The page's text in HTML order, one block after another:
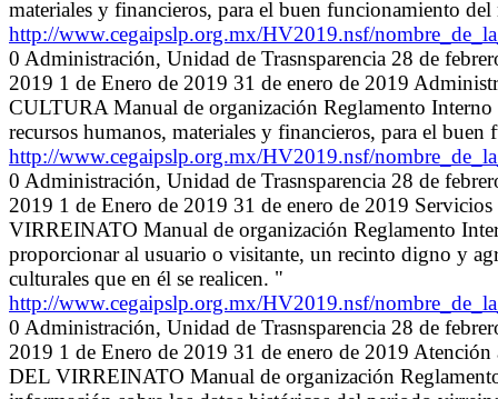
materiales y financieros, para el buen funcionamiento del
http://www.cegaipslp.org.mx/HV2019.nsf/
0 Administración, Unidad de Trasnsparencia 28 de
2019 1 de Enero de 2019 31 de enero de 2019
CULTURA Manual de organización Reglamento
recursos humanos, materiales y financieros, para el
http://www.cegaipslp.org.mx/HV2019.nsf/
0 Administración, Unidad de Trasnsparencia 28 de
2019 1 de Enero de 2019 31 de enero de 2019
VIRREINATO Manual de organización Reglamento
proporcionar al usuario o visitante, un recinto digno y
culturales que en él se realicen. "
http://www.cegaipslp.org.mx/HV2019.nsf/
0 Administración, Unidad de Trasnsparencia 28 de
2019 1 de Enero de 2019 31 de enero de 2019
DEL VIRREINATO Manual de organización